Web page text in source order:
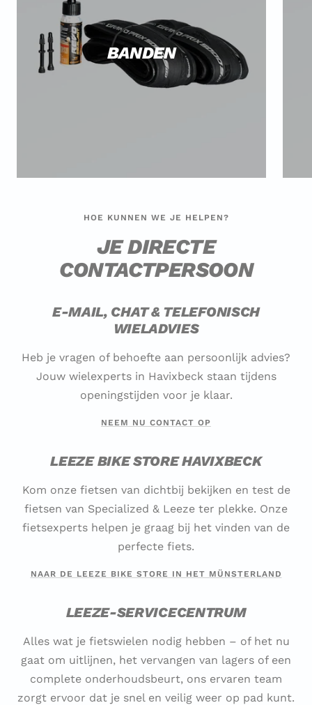
BANDEN
HOE KUNNEN WE JE HELPEN?
JE DIRECTE
CONTACTPERSOON
E-MAIL, CHAT & TELEFONISCH
WIELADVIES
Heb je vragen of behoefte aan persoonlijk advies?
Jouw wielexperts in Havixbeck staan tijdens
openingstijden voor je klaar.
NEEM NU CONTACT OP
LEEZE BIKE STORE HAVIXBECK
Kom onze fietsen van dichtbij bekijken en test de
fietsen van Specialized & Leeze ter plekke. Onze
fietsexperts helpen je graag bij het vinden van de
perfecte fiets.
NAAR DE LEEZE BIKE STORE IN HET MÜNSTERLAND
LEEZE-SERVICECENTRUM
Alles wat je fietswielen nodig hebben – of het nu
gaat om uitlijnen, het vervangen van lagers of een
complete onderhoudsbeurt, ons ervaren team
zorgt ervoor dat je snel en veilig weer op pad kunt.